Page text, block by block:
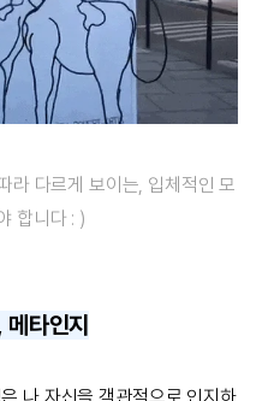
라 다르게 보이는, 입체적인 모
합니다 : )
타인지